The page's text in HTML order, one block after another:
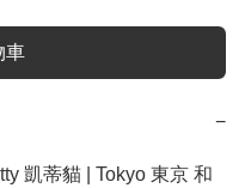
車
−
凱蒂貓 | Tokyo 東京 和